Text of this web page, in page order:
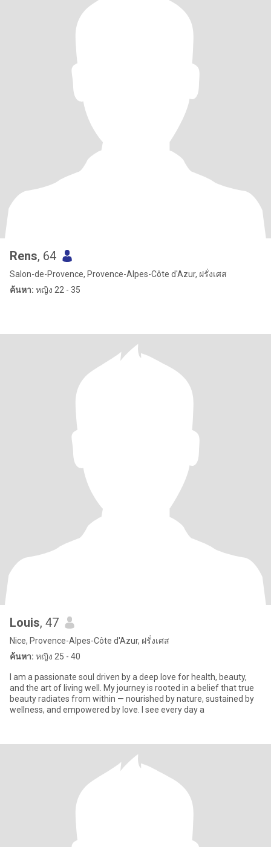
Rens, 64
Salon-de-Provence, Provence-Alpes-Côte d'Azur, ฝรั่งเศส
ค้นหา: หญิง 22 - 35
Louis, 47
Nice, Provence-Alpes-Côte d'Azur, ฝรั่งเศส
ค้นหา: หญิง 25 - 40
I am a passionate soul driven by a deep love for health, beauty,
and the art of living well. My journey is rooted in a belief that true
beauty radiates from within — nourished by nature, sustained by
wellness, and empowered by love. I see every day a